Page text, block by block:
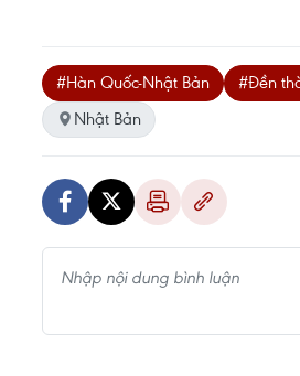
#Hàn Quốc-Nhật Bản #Đền
Nhật Bản